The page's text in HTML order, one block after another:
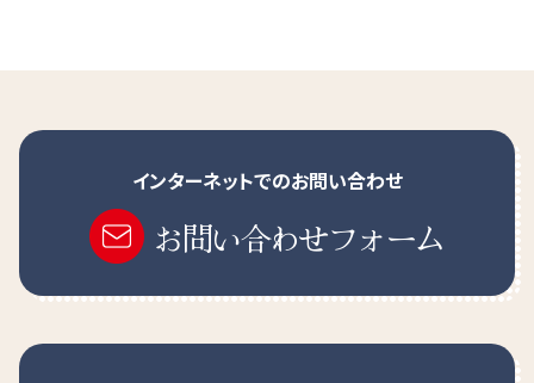
インターネットでのお問い合わせ
お問い合わせフォーム